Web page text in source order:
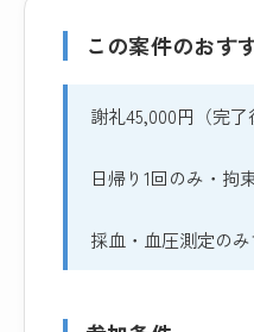
この案件のおす
謝礼45,000円（完了
日帰り1回のみ・拘
採血・血圧測定の